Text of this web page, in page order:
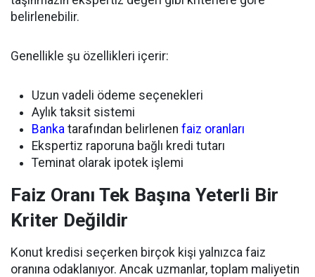
belirlenebilir.
Genellikle şu özellikleri içerir:
Uzun vadeli ödeme seçenekleri
Aylık taksit sistemi
Banka tarafından belirlenen faiz oranları
Ekspertiz raporuna bağlı kredi tutarı
Teminat olarak ipotek işlemi
Faiz Oranı Tek Başına Yeterli Bir
Kriter Değildir
Konut kredisi seçerken birçok kişi yalnızca faiz
oranına odaklanıyor. Ancak uzmanlar, toplam maliyetin